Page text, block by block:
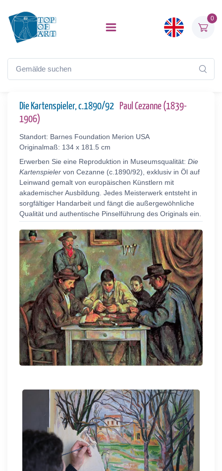
0
Die Kartenspieler, c.1890/92
Paul Cezanne (1839-
1906)
Standort: Barnes Foundation Merion USA
Originalmaß: 134 x 181.5 cm
Erwerben Sie eine Reproduktion in Museumsqualität: Die
Kartenspieler von Cezanne (c.1890/92), exklusiv in Öl auf
Leinwand gemalt von europäischen Künstlern mit
akademischer Ausbildung. Jedes Meisterwerk entsteht in
sorgfältiger Handarbeit und fängt die außergewöhnliche
Qualität und authentische Pinselführung des Originals ein.